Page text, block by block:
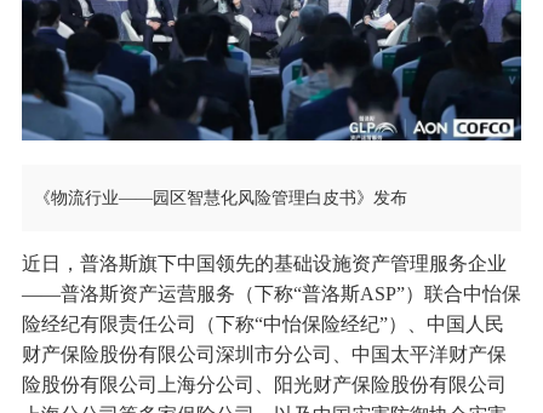
《物流行业——园区智慧化风险管理白皮书》发布
近日，普洛斯旗下中国领先的基础设施资产管理服务企业
——普洛斯资产运营服务（下称“普洛斯ASP”）联合中怡保
险经纪有限责任公司（下称“中怡保险经纪”）、中国人民
财产保险股份有限公司深圳市分公司、中国太平洋财产保
险股份有限公司上海分公司、阳光财产保险股份有限公司